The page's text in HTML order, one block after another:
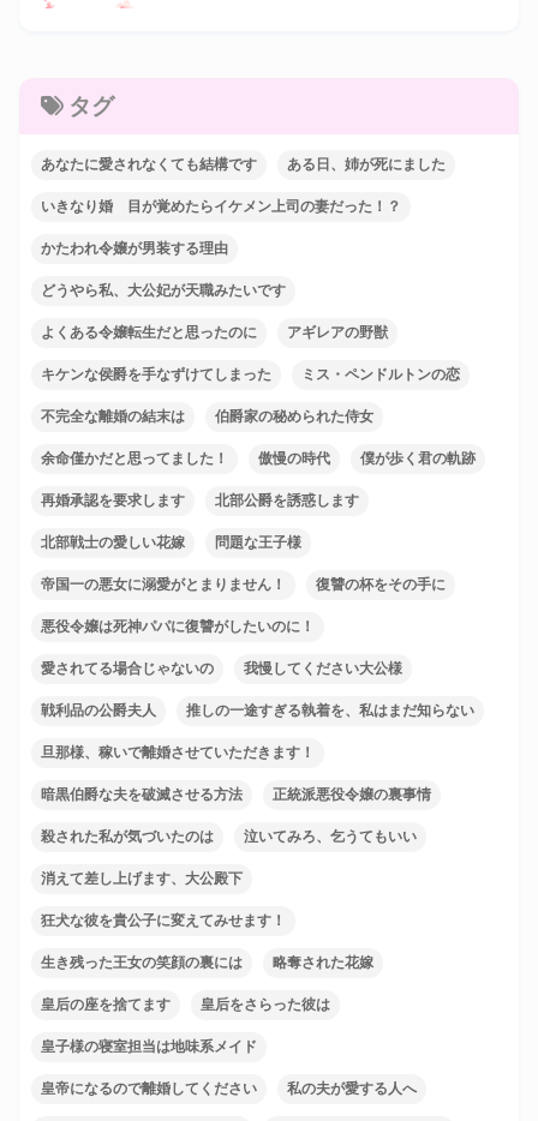
タグ
あなたに愛されなくても結構です ある日、姉が死にました
いきなり婚 目が覚めたらイケメン上司の妻だった！？
かたわれ令嬢が男装する理由
どうやら私、大公妃が天職みたいです
よくある令嬢転生だと思ったのに アギレアの野獣
キケンな侯爵を手なずけてしまった ミス・ペンドルトンの恋
不完全な離婚の結末は 伯爵家の秘められた侍女
余命僅かだと思ってました！ 傲慢の時代 僕が歩く君の軌跡
再婚承認を要求します 北部公爵を誘惑します
北部戦士の愛しい花嫁 問題な王子様
帝国一の悪女に溺愛がとまりません！ 復讐の杯をその手に
悪役令嬢は死神パパに復讐がしたいのに！
愛されてる場合じゃないの 我慢してください大公様
戦利品の公爵夫人 推しの一途すぎる執着を、私はまだ知らない
旦那様、稼いで離婚させていただきます！
暗黒伯爵な夫を破滅させる方法 正統派悪役令嬢の裏事情
殺された私が気づいたのは 泣いてみろ、乞うてもいい
消えて差し上げます、大公殿下
狂犬な彼を貴公子に変えてみせます！
生き残った王女の笑顔の裏には 略奪された花嫁
皇后の座を捨てます 皇后をさらった彼は
皇子様の寝室担当は地味系メイド
皇帝になるので離婚してください 私の夫が愛する人へ